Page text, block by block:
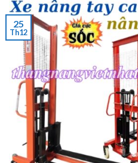
25
Th12